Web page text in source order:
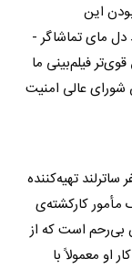
این
مای تماشاگر -
فیلم‌بینی ما
عالی امنیت
تهیه‌کننده
مأمور کارکشته‌ی
بی‌رحم است که از
او معمولاً با